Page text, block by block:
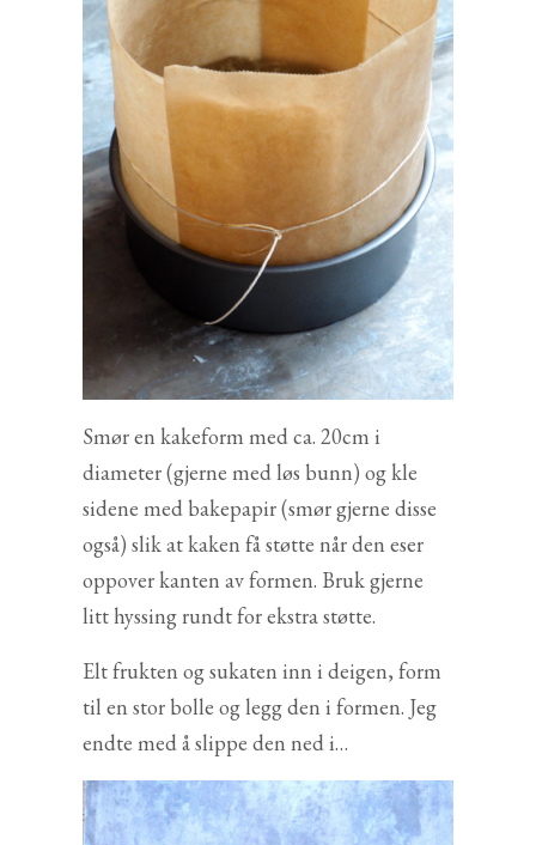
Smør en kakeform med ca. 20cm i
diameter (gjerne med løs bunn) og kle
sidene med bakepapir (smør gjerne disse
også) slik at kaken få støtte når den eser
oppover kanten av formen. Bruk gjerne
litt hyssing rundt for ekstra støtte.
Elt frukten og sukaten inn i deigen, form
til en stor bolle og legg den i formen. Jeg
endte med å slippe den ned i…